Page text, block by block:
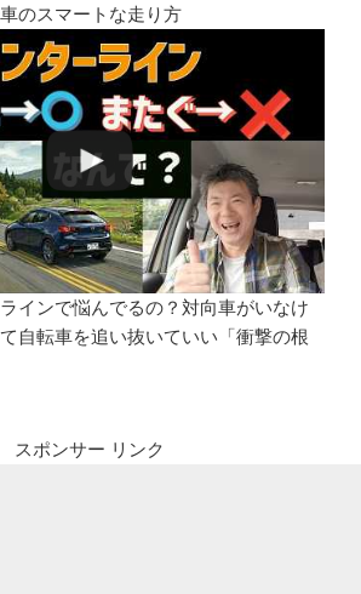
のスマートな走り方
インで悩んでるの？対向車がいなけ
自転車を追い抜いていい「衝撃の根
スポンサー リンク